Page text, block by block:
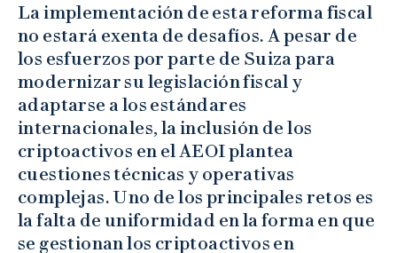
La implementación de esta reforma fiscal
no estará exenta de desafíos. A pesar de
los esfuerzos por parte de Suiza para
modernizar su legislación fiscal y
adaptarse a los estándares
internacionales, la inclusión de los
criptoactivos en el AEOI plantea
cuestiones técnicas y operativas
complejas. Uno de los principales retos es
la falta de uniformidad en la forma en que
se gestionan los criptoactivos en